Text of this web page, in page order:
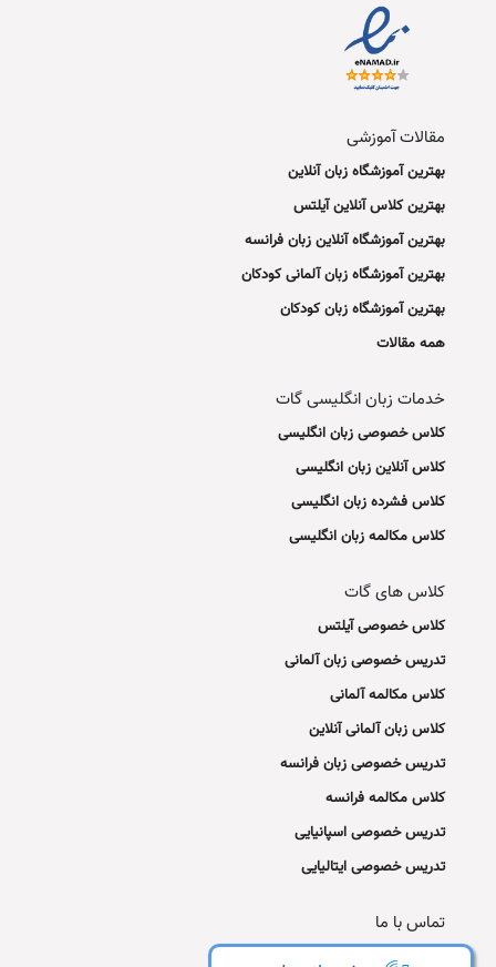
مقالات آموزشی
بهترین آموزشگاه زبان آنلاین
بهترین کلاس آنلاین آیلتس
بهترین آموزشگاه آنلاین زبان فرانسه
بهترین آموزشگاه زبان آلمانی کودکان
بهترین آموزشگاه زبان کودکان
همه مقالات
خدمات زبان انگلیسی گات
کلاس خصوصی زبان انگلیسی
کلاس آنلاین زبان انگلیسی
کلاس فشرده زبان انگلیسی
کلاس مکالمه زبان انگلیسی
کلاس های گات
کلاس خصوصی آیلتس
تدریس خصوصی زبان آلمانی
کلاس مکالمه آلمانی
کلاس زبان آلمانی آنلاین
تدریس خصوصی زبان فرانسه
کلاس مکالمه فرانسه
تدریس خصوصی اسپانیایی
تدریس خصوصی ایتالیایی
تماس با ما
تلفن شعبه مرکزی